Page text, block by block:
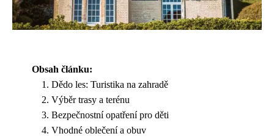
Obsah článku:
Dědo les: Turistika na zahradě
Výběr trasy a terénu
Bezpečnostní opatření pro děti
Vhodné oblečení a obuv